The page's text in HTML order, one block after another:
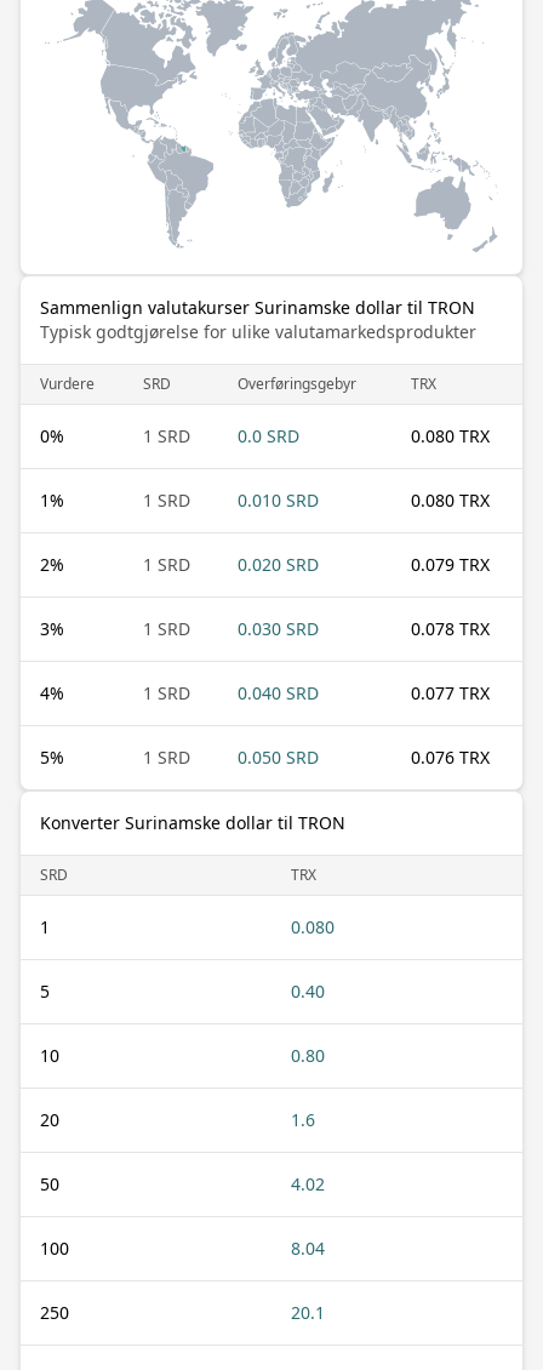
Sammenlign valutakurser Surinamske dollar til TRON
Typisk godtgjørelse for ulike valutamarkedsprodukter
Vurdere SRD Overføringsgebyr TRX
0% 1 SRD 0.0 SRD 0.080 TRX
1% 1 SRD 0.010 SRD 0.080 TRX
2% 1 SRD 0.020 SRD 0.079 TRX
3% 1 SRD 0.030 SRD 0.078 TRX
4% 1 SRD 0.040 SRD 0.077 TRX
5% 1 SRD 0.050 SRD 0.076 TRX
Konverter Surinamske dollar til TRON
SRD TRX
1 0.080
5 0.40
10 0.80
20 1.6
50 4.02
100 8.04
250 20.1